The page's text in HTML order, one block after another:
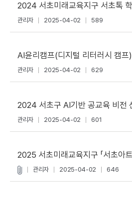
2024 서초미래교육지구 서초톡
관리자 2025-04-02 589
AI윤리캠프(디지털 리터러시 캠프)
관리자 2025-04-02 629
2024 서초구 AI기반 공교육 비전
관리자 2025-04-02 601
2025 서초미래교육지구 「서초아트
관리자 2025-04-02 646